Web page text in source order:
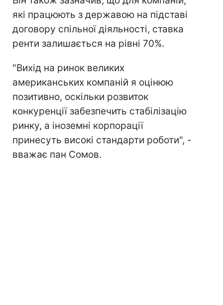
які працюють з державою на підставі
договору спільної діяльності, ставка
ренти залишається на рівні 70%.
"Вихід на ринок великих
американських компаній я оцінюю
позитивно, оскільки розвиток
конкуренції забезпечить стабілізацію
ринку, а іноземні корпорації
принесуть високі стандарти роботи", -
вважає пан Сомов.